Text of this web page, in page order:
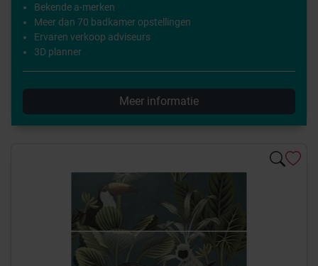
Bekende a-merken
Meer dan 70 badkamer opstellingen
Ervaren verkoop adviseurs
3D planner
Meer informatie